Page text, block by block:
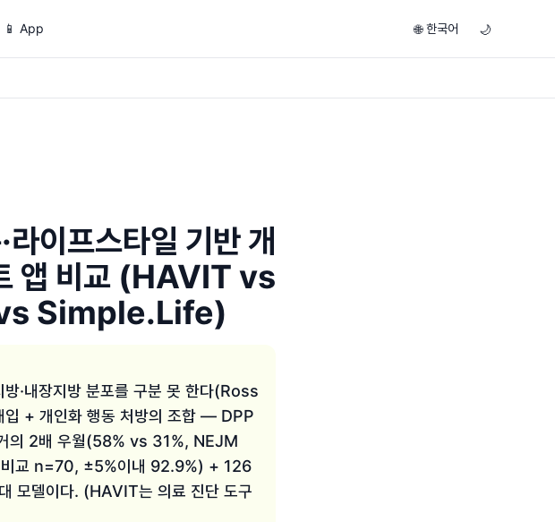
📱 App 🌐 한국어 🌙
이프스타일 기반 개
앱 비교 (HAVIT vs
Simple.Life)
·내장지방 분포를 구분 못 한다(Ross
+ 개인화 행동 처방의 조합 — DPP
의 2배 우월(58% vs 31%, NEJM
교 n=70, ±5%이내 92.9%) + 126
모델이다. (HAVIT는 의료 진단 도구